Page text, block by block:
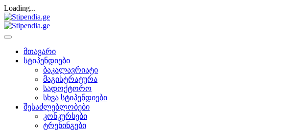
Loading...
მთავარი
სტიპენდიები
ბაკალავრიატი
მაგისტრატურა
სადოქტორო
სხვა სტიპენდიები
შესაძლებლობები
კონკურსები
ტრენინგები